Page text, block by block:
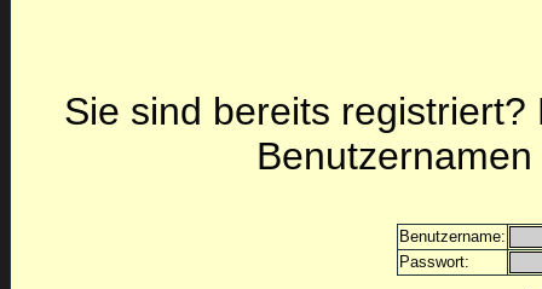
Sie sind bereits
Benutzername:
Passwort: